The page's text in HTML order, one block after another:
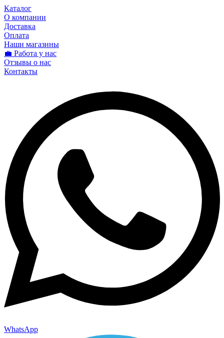
Каталог
О компании
Доставка
Оплата
Наши магазины
💼 Работа у нас
Отзывы о нас
Контакты
WhatsApp